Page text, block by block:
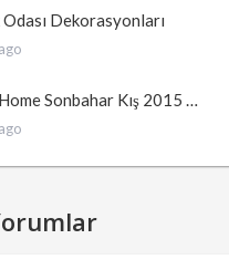
Dekorasyonları
Sonbahar Kış 2015 …